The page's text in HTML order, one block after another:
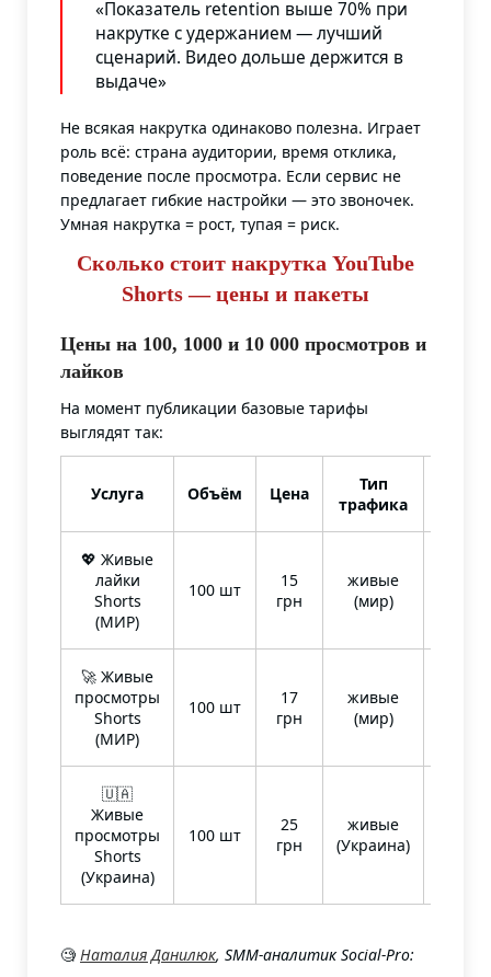
«Показатель retention выше 70% при
накрутке с удержанием — лучший
сценарий. Видео дольше держится в
выдаче»
Не всякая накрутка одинаково полезна. Играет
роль всё: страна аудитории, время отклика,
поведение после просмотра. Если сервис не
предлагает гибкие настройки — это звоночек.
Умная накрутка = рост, тупая = риск.
Сколько стоит накрутка YouTube
Shorts — цены и пакеты
Цены на 100, 1000 и 10 000 просмотров и
лайков
На момент публикации базовые тарифы
выглядят так:
Услуга Объём Цена
Тип
трафика
💖 Живые
лайки
Shorts
(МИР)
100 шт
15
грн
живые
(мир)
🚀 Живые
просмотры
Shorts
(МИР)
100 шт
17
грн
живые
(мир)
🇺🇦
Живые
просмотры
Shorts
(Украина)
100 шт
25
грн
живые
(Украина)
🧐 Наталия Данилюк, SMM-аналитик Social-Pro: